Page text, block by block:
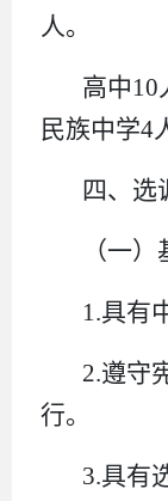
人。
高中10
民族中学4
四、选
（一
1.具有
2.遵守
行。
3.具有